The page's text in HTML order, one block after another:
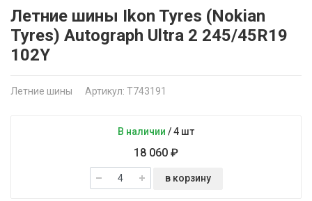
Летние шины Ikon Tyres (Nokian
Tyres) Autograph Ultra 2 245/45R19
102Y
Летние шины Артикул: T743191
В наличии /4 шт
18 060 ₽
в корзину